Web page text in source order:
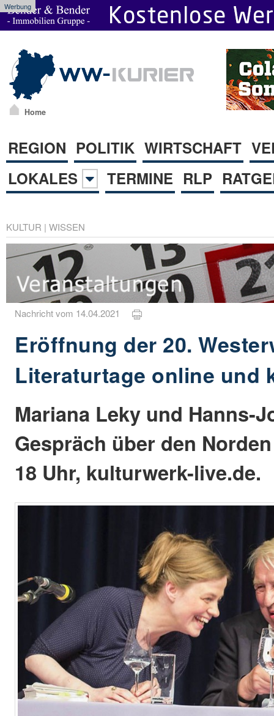
Werbung
Home
REGION POLITIK WIRTSCHAFT
LOKALES
TERMINE RLP
KULTUR | WISSEN
Nachricht vom 14.04.2021
Eröffnung der 20.
Literaturtage online und
Mariana Leky und Hanns-
Gespräch über den
18 Uhr, kulturwerk-live.de.